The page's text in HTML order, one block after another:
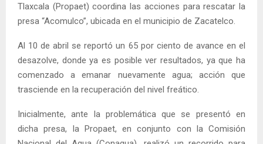
Tlaxcala (Propaet) coordina las acciones para rescatar la
presa “Acomulco”, ubicada en el municipio de Zacatelco.
Al 10 de abril se reportó un 65 por ciento de avance en el
desazolve, donde ya es posible ver resultados, ya que ha
comenzado a emanar nuevamente agua; acción que
trasciende en la recuperación del nivel freático.
Inicialmente, ante la problemática que se presentó en
dicha presa, la Propaet, en conjunto con la Comisión